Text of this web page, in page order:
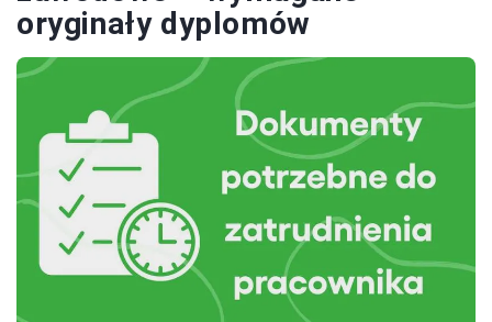
oryginały dyplomów